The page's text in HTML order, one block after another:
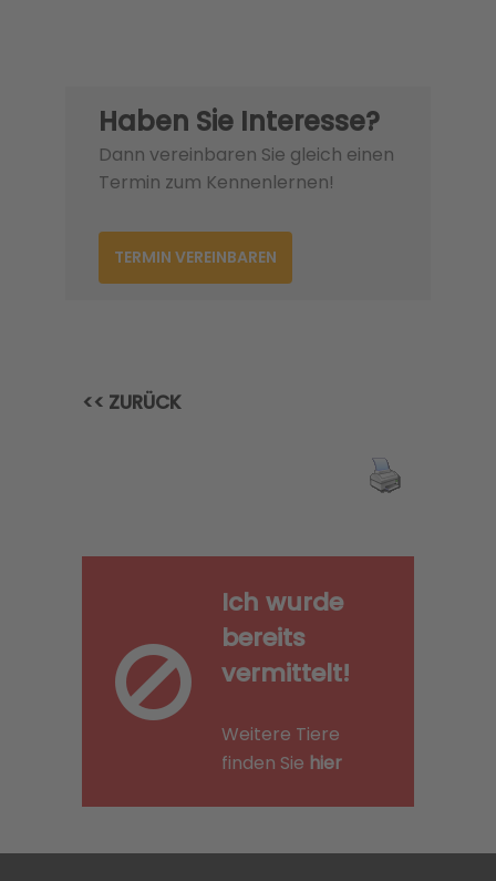
Haben Sie Interesse?
Dann vereinbaren Sie gleich einen
Termin zum Kennenlernen!
TERMIN VEREINBAREN
<< ZURÜCK
Ich wurde
bereits
vermittelt!
Weitere Tiere
finden Sie hier